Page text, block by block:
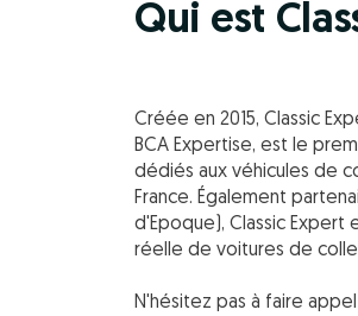
Qui est
Créée en 2015, Classic
BCA Expertise, est le
dédiés aux véhicules de
France. Également
d'Epoque), Classic Expert
réelle de voitures de
N'hésitez pas à faire